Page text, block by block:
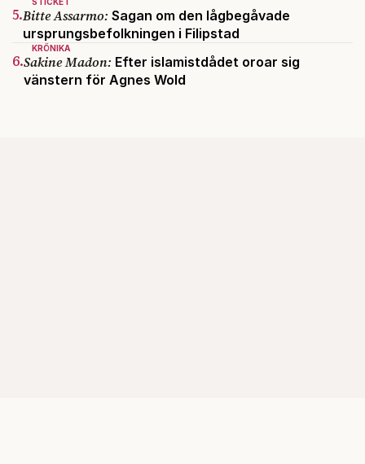
STICKET
5.Bitte Assarmo: Sagan om den lågbegåvade
ursprungsbefolkningen i Filipstad
KRÖNIKA
6.Sakine Madon: Efter islamistdådet oroar sig
vänstern för Agnes Wold